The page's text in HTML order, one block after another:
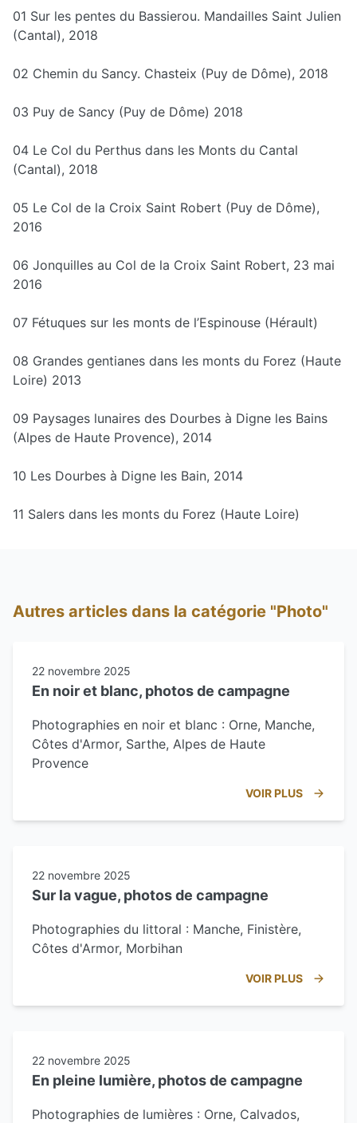
01 Sur les pentes du Bassierou. Mandailles Saint Julien
(Cantal), 2018
02 Chemin du Sancy. Chasteix (Puy de Dôme), 2018
03 Puy de Sancy (Puy de Dôme) 2018
04 Le Col du Perthus dans les Monts du Cantal
(Cantal), 2018
05 Le Col de la Croix Saint Robert (Puy de Dôme),
2016
06 Jonquilles au Col de la Croix Saint Robert, 23 mai
2016
07 Fétuques sur les monts de l’Espinouse (Hérault)
08 Grandes gentianes dans les monts du Forez (Haute
Loire) 2013
09 Paysages lunaires des Dourbes à Digne les Bains
(Alpes de Haute Provence), 2014
10 Les Dourbes à Digne les Bain, 2014
11 Salers dans les monts du Forez (Haute Loire)
Autres articles dans la catégorie "Photo"
22 novembre 2025
En noir et blanc, photos de campagne
Photographies en noir et blanc : Orne, Manche,
Côtes d'Armor, Sarthe, Alpes de Haute
Provence
VOIR PLUS
22 novembre 2025
Sur la vague, photos de campagne
Photographies du littoral : Manche, Finistère,
Côtes d'Armor, Morbihan
VOIR PLUS
22 novembre 2025
En pleine lumière, photos de campagne
Photographies de lumières : Orne, Calvados,